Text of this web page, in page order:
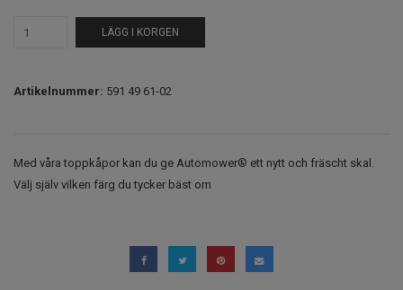
LÄGG I KORGEN
Artikelnummer: 591 49 61-02
Med våra toppkåpor kan du ge Automower® ett nytt och fräscht skal.
Välj själv vilken färg du tycker bäst om